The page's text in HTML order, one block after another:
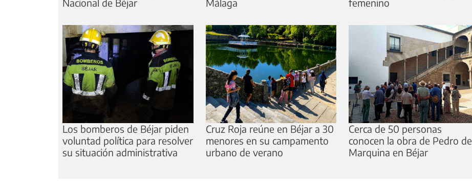
Nacional de Béjar
Málaga
femenino
Los bomberos de Béjar piden
voluntad política para resolver
su situación administrativa
Cruz Roja reúne en Béjar a 30
menores en su campamento
urbano de verano
Cerca de 50 personas
conocen la obra de Pedro de
Marquina en Béjar